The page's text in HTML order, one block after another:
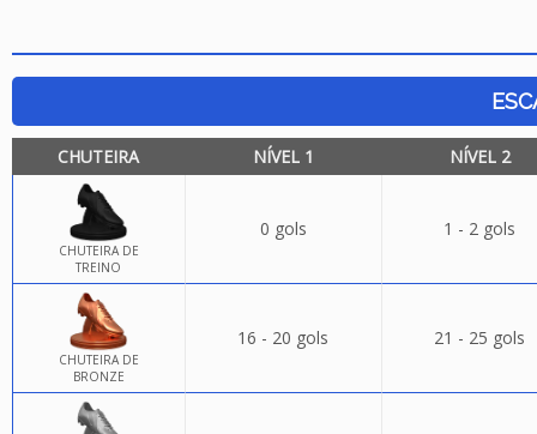
CHUTEIRA NÍVEL 1 NÍVEL 2
CHUTEIRA DE
TREINO
0 gols 1 - 2 gols
CHUTEIRA DE
BRONZE
16 - 20 gols 21 - 25 gols